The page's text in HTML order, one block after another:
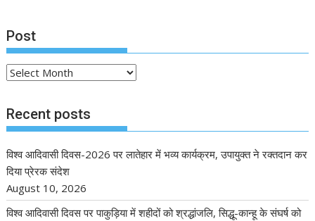
Post
Post
Recent posts
विश्व आदिवासी दिवस-2026 पर लातेहार में भव्य कार्यक्रम, उपायुक्त ने रक्तदान कर
दिया प्रेरक संदेश
August 10, 2026
विश्व आदिवासी दिवस पर पाकुड़िया में शहीदों को श्रद्धांजलि, सिद्धू-कान्हू के संघर्ष को